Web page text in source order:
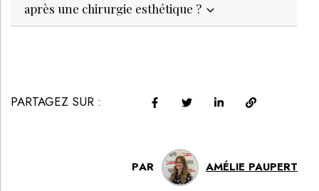
après une chirurgie esthétique ?
PARTAGEZ SUR :
PAR AMÉLIE PAUPERT